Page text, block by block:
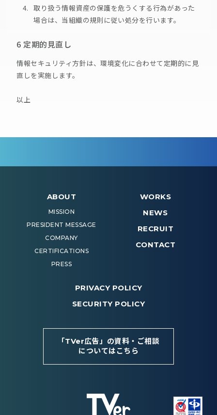
取り扱う情報資産の保護を危うくする行為があった
場合は、当組織の規則に従い処分を行います。
6 定期的見直し
情報セキュリティ方針は、環境変化に合わせて定期的に見
直しを実施します。
以上
ABOUT
MISSION
PRESIDENT MESSAGE
COMPANY
CERTIFICATIONS
PRESS
WORKS
NEWS
RECRUIT
CONTACT
PRIVACY POLICY
SECURITY POLICY
「TVer広告」の資料・ご相談
についてはこちら